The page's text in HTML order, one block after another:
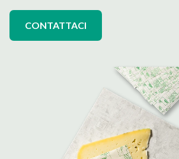
CONTATTACI